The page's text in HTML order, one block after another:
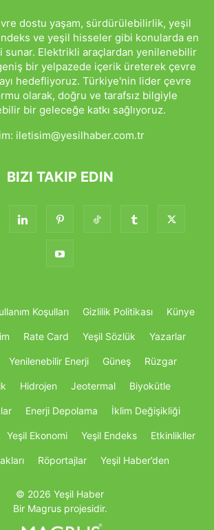
dostu yaşam, sürdürülebilirlik, yeşil
ve yeşil hisseler gibi konularda en
sunar. Elektrikli araçlardan yenilenebilir
bir yelpazede içerik üreterek çevre
hedefliyoruz. Türkiye'nin lider çevre
olarak, doğru ve tarafsız bilgiyle
bir geleceğe katkı sağlıyoruz.
iletisim@yesilhaber.com.tr
BIZI TAKIP EDIN
Koşulları Gizlilik Politikası Künye
Rate Card Yeşil Sözlük Yazarlar
Yenilenebilir Enerji Güneş Rüzgar
Hidrojen Jeotermal Biyokütle
Enerji Depolama İklim Değişikliği
Yeşil Ekonomi Yeşil Endeks Etkinlikller
Röportajlar Yeşil Haber’den
© 2026 Yeşil Haber
Bir Magrus projesidir.